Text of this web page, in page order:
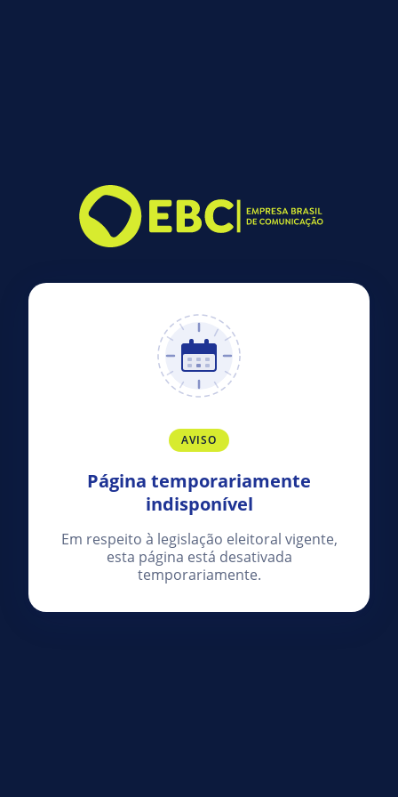
AVISO
Página temporariamente
indisponível
Em respeito à legislação eleitoral vigente,
esta página está desativada
temporariamente.